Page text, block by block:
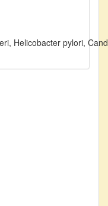
Helicobacter pylori,